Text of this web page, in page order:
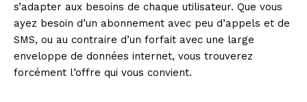
s’adapter aux besoins de chaque utilisateur. Que vous
ayez besoin d’un abonnement avec peu d’appels et de
SMS, ou au contraire d’un forfait avec une large
enveloppe de données internet, vous trouverez
forcément l’offre qui vous convient.